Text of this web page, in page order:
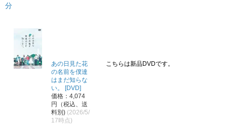
分
あの日見た花
の名前を僕達
はまだ知らな
い。 [DVD]
価格：4,074
円（税込、送
料別) (2026/5/
17時点)
こちらは新品DVDです。